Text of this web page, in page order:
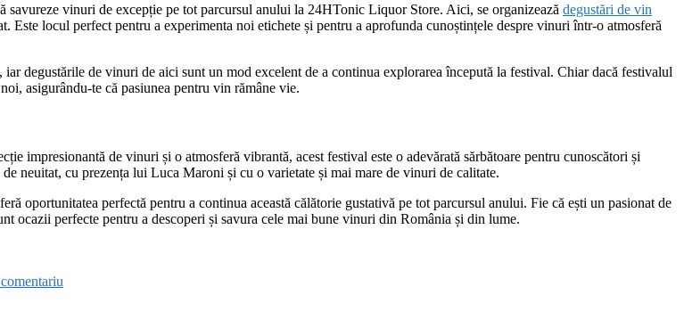
vinuri de excepție pe tot parcursul anului la 24HTonic Liquor Store. Aici, se organizează degustări de vin
locul perfect pentru a experimenta noi etichete și pentru a aprofunda cunoștințele despre vinuri într-o atmosferă
degustările de vinuri de aici sunt un mod excelent de a continua explorarea începută la festival. Chiar dacă festivalul
asigurându-te că pasiunea pentru vin rămâne vie.
impresionantă de vinuri și o atmosferă vibrantă, acest festival este o adevărată sărbătoare pentru cunoscători și
neuitat, cu prezența lui Luca Maroni și cu o varietate și mai mare de vinuri de calitate.
oportunitatea perfectă pentru a continua această călătorie gustativă pe tot parcursul anului. Fie că ești un pasionat de
ocazii perfecte pentru a descoperi și savura cele mai bune vinuri din România și din lume.